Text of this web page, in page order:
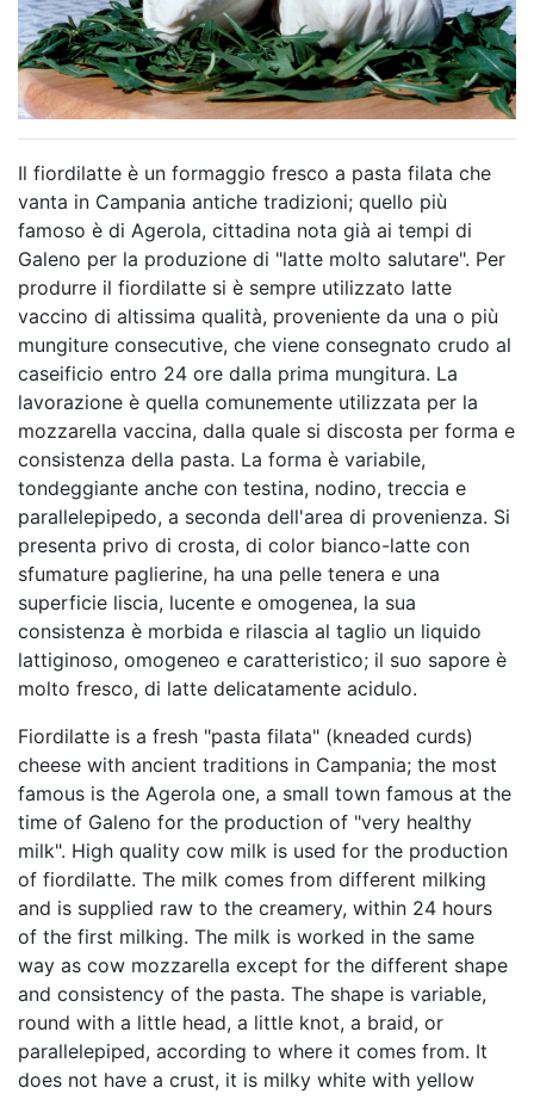
Il fiordilatte è un formaggio fresco a pasta filata che
vanta in Campania antiche tradizioni; quello più
famoso è di Agerola, cittadina nota già ai tempi di
Galeno per la produzione di "latte molto salutare". Per
produrre il fiordilatte si è sempre utilizzato latte
vaccino di altissima qualità, proveniente da una o più
mungiture consecutive, che viene consegnato crudo al
caseificio entro 24 ore dalla prima mungitura. La
lavorazione è quella comunemente utilizzata per la
mozzarella vaccina, dalla quale si discosta per forma e
consistenza della pasta. La forma è variabile,
tondeggiante anche con testina, nodino, treccia e
parallelepipedo, a seconda dell'area di provenienza. Si
presenta privo di crosta, di color bianco-latte con
sfumature paglierine, ha una pelle tenera e una
superficie liscia, lucente e omogenea, la sua
consistenza è morbida e rilascia al taglio un liquido
lattiginoso, omogeneo e caratteristico; il suo sapore è
molto fresco, di latte delicatamente acidulo.
Fiordilatte is a fresh "pasta filata" (kneaded curds)
cheese with ancient traditions in Campania; the most
famous is the Agerola one, a small town famous at the
time of Galeno for the production of "very healthy
milk". High quality cow milk is used for the production
of fiordilatte. The milk comes from different milking
and is supplied raw to the creamery, within 24 hours
of the first milking. The milk is worked in the same
way as cow mozzarella except for the different shape
and consistency of the pasta. The shape is variable,
round with a little head, a little knot, a braid, or
parallelepiped, according to where it comes from. It
does not have a crust, it is milky white with yellow